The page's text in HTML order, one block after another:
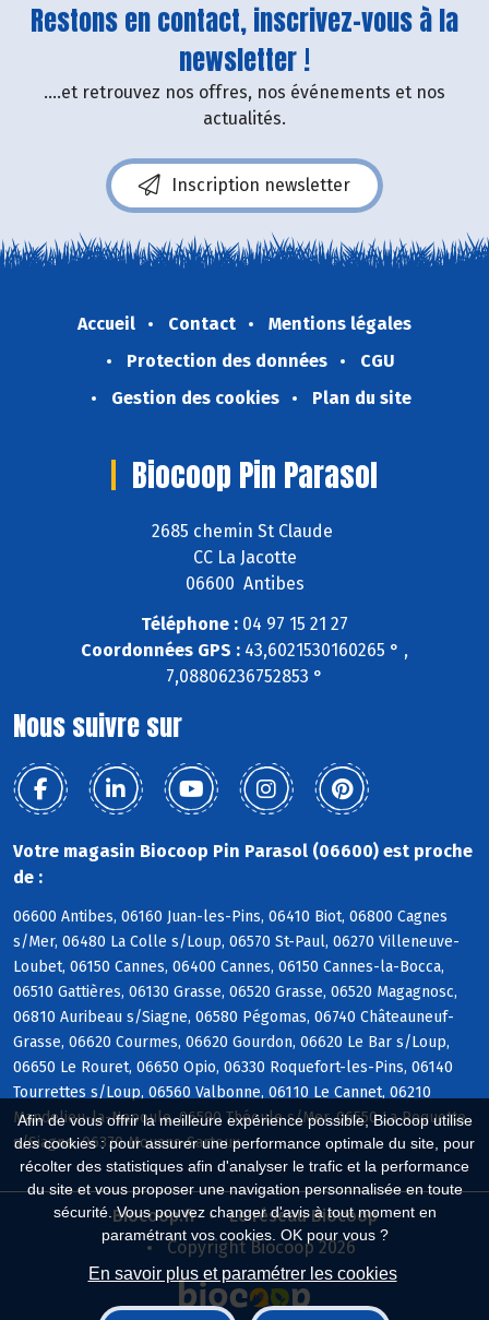
Afin de vous offrir la meilleure expérience possible, Biocoop utilise
des cookies : pour assurer une performance optimale du site, pour
récolter des statistiques afin d'analyser le trafic et la performance
du site et vous proposer une navigation personnalisée en toute
sécurité. Vous pouvez changer d'avis à tout moment en
paramétrant vos cookies. OK pour vous ?
En savoir plus et paramétrer les cookies
Restons en contact, inscrivez-vous à la
newsletter !
....et retrouvez nos offres, nos événements et nos
actualités.
Inscription newsletter
Accueil Contact
Mentions légales
Protection des données
CGU
Gestion des cookies
Plan du site
Biocoop Pin Parasol
2685 chemin St Claude
CC La Jacotte
06600 Antibes
Téléphone : 04 97 15 21 27
Coordonnées GPS : 43,6021530160265 ° ,
7,08806236752853 °
Nous suivre sur
Votre magasin Biocoop Pin Parasol (06600) est proche
de :
06600 Antibes, 06160 Juan-les-Pins, 06410 Biot, 06800 Cagnes
s/Mer, 06480 La Colle s/Loup, 06570 St-Paul, 06270 Villeneuve-
Loubet, 06150 Cannes, 06400 Cannes, 06150 Cannes-la-Bocca,
06510 Gattières, 06130 Grasse, 06520 Grasse, 06520 Magagnosc,
06810 Auribeau s/Siagne, 06580 Pégomas, 06740 Châteauneuf-
Grasse, 06620 Courmes, 06620 Gourdon, 06620 Le Bar s/Loup,
06650 Le Rouret, 06650 Opio, 06330 Roquefort-les-Pins, 06140
Tourrettes s/Loup, 06560 Valbonne, 06110 Le Cannet, 06210
Mandelieu-la-Napoule, 06590 Théoule s/Mer, 06550 La Roquette
s/Siagne, 06370 Mouans-Sartoux
Biocoop.fr
Le réseau Biocoop
Copyright Biocoop 2026